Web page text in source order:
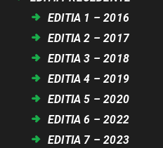
EDITIA 1 – 2016
EDITIA 2 – 2017
EDITIA 3 – 2018
EDITIA 4 – 2019
EDITIA 5 – 2020
EDITIA 6 – 2022
EDITIA 7 – 2023